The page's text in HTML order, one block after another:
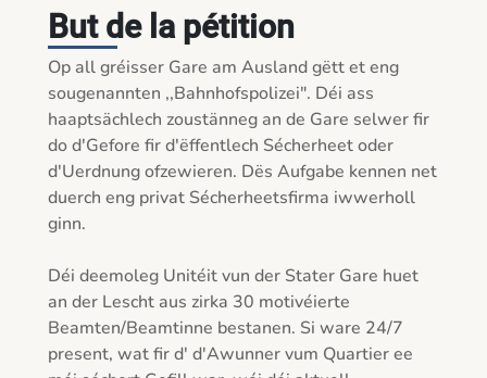
But de la pétition
Op all gréisser Gare am Ausland gëtt et eng
sougenannten ,,Bahnhofspolizei". Déi ass
haaptsächlech zoustänneg an de Gare selwer fir
do d'Gefore fir d'ëffentlech Sécherheet oder
d'Uerdnung ofzewieren. Dës Aufgabe kennen net
duerch eng privat Sécherheetsfirma iwwerholl
ginn.
Déi deemoleg Unitéit vun der Stater Gare huet
an der Lescht aus zirka 30 motivéierte
Beamten/Beamtinne bestanen. Si ware 24/7
present, wat fir d' d'Awunner vum Quartier ee